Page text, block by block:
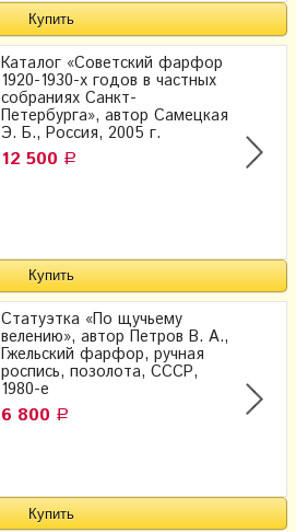
Каталог «Советский фарфор
1920-1930-х годов в частных
собраниях Санкт-
Петербурга», автор Самецкая
Э. Б., Россия, 2005 г.
12 500 Р
Статуэтка «По щучьему
велению», автор Петров В. А.,
Гжельский фарфор, ручная
роспись, позолота, СССР,
1980-е
6 800 Р